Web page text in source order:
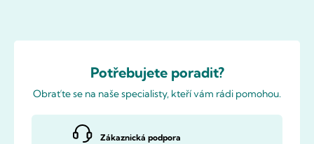
Potřebujete poradit?
Obraťte se na naše specialisty, kteří vám rádi pomohou.
Zákaznická podpora